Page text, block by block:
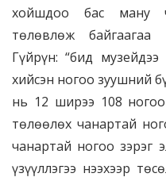
хойшдоо бас ману
төлөвлөж байгаагаа
Гүйрүн: “бид
хийсэн ногоо зуушний
нь 12 ширээ 108
төлөөлөх чанартай
чанартай ногоо зэрэг
үзүүллэгээ нээхээр